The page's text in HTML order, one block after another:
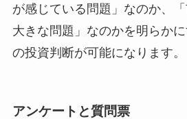
が感じている問題」なのか、
大きな問題」なのかを明らか
の投資判断が可能になります。
アンケートと質問票